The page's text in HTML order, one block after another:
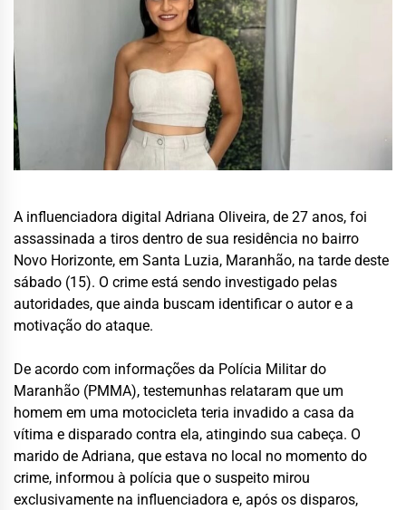
A influenciadora digital Adriana Oliveira, de 27 anos, foi
assassinada a tiros dentro de sua residência no bairro
Novo Horizonte, em Santa Luzia, Maranhão, na tarde deste
sábado (15). O crime está sendo investigado pelas
autoridades, que ainda buscam identificar o autor e a
motivação do ataque.
De acordo com informações da Polícia Militar do
Maranhão (PMMA), testemunhas relataram que um
homem em uma motocicleta teria invadido a casa da
vítima e disparado contra ela, atingindo sua cabeça. O
marido de Adriana, que estava no local no momento do
crime, informou à polícia que o suspeito mirou
exclusivamente na influenciadora e, após os disparos,